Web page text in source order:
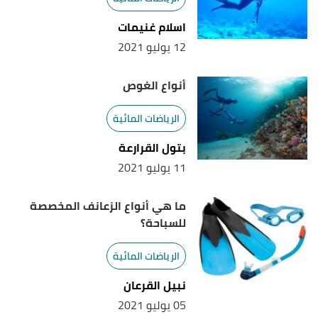
اسلام غنيمات
12 يوليو 2021
أنواع الغوص
الرياضات المائية
بتول القرارعة
11 يوليو 2021
ما هي أنواع الزعانف المخصصة
للسباحة؟
الرياضات المائية
نبيل القرعان
05 يوليو 2021